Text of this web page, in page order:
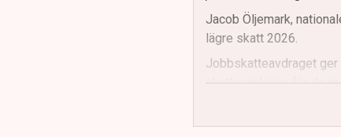
Jacob Öljemark,
lägre skatt 2026.
Jobbskatteavdraget
skattesänkning för de
Det förhöjda